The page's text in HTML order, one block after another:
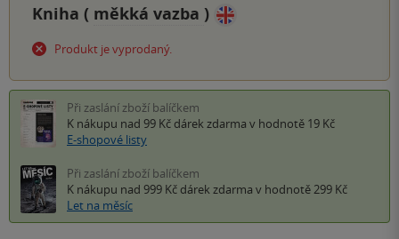
Kniha ( měkká vazba )
Produkt je vyprodaný.
Při zaslání zboží balíčkem
K nákupu nad 99 Kč dárek zdarma v hodnotě 19 Kč
E-shopové listy
Při zaslání zboží balíčkem
K nákupu nad 999 Kč dárek zdarma v hodnotě 299 Kč
Let na měsíc